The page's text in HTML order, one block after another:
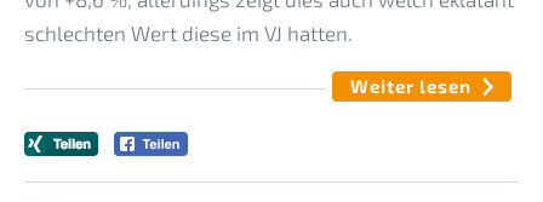
schlechten Wert diese im VJ hatten.
Weiter lesen